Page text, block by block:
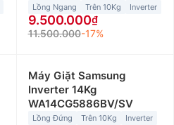
Lồng Ngang Trên 10Kg Inverter
9.500.000
11.500.000-17%
Máy Giặt Samsung
Inverter 14Kg
WA14CG5886BV/SV
Lồng Đứng Trên 10Kg Inverter